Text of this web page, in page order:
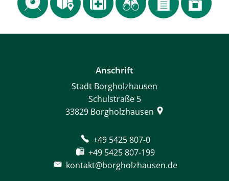
Anschrift
Stadt Borgholzhausen
Schulstraße 5
33829 Borgholzhausen
+49 5425 807-0
+49 5425 807-199
kontakt@borgholzhausen.de